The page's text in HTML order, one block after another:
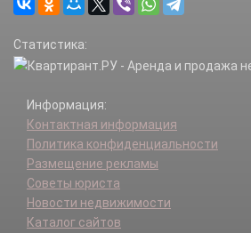
Ожигово д.
Рассудово п.
Рассудово д.
Руднево д.
Талызина х.
Тимуровец ДГ п.
Федоровское д.
Хмырово д.
Хутора Гуляевы х.
Юрьево д.
Статистика:
Информация:
Контактная информация
Политика конфиденциальности
Размещение рекламы
Советы юриста
Новости недвижимости
Каталог сайтов